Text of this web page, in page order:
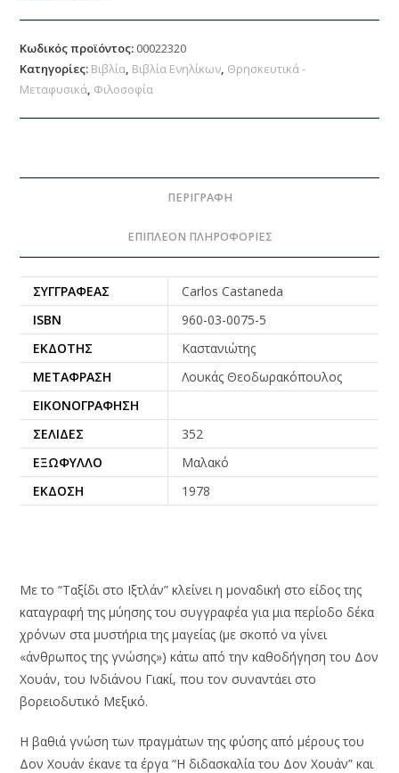
Κωδικός προϊόντος: 00022320
Κατηγορίες: Βιβλία, Βιβλία Ενηλίκων, Θρησκευτικά -
Μεταφυσικά, Φιλοσοφία
ΠΕΡΙΓΡΑΦΉ
ΕΠΙΠΛΈΟΝ ΠΛΗΡΟΦΟΡΊΕΣ
ΣΥΓΓΡΑΦΈΑΣ
Carlos Castaneda
ISBN
960-03-0075-5
ΕΚΔΌΤΗΣ
Καστανιώτης
ΜΕΤΆΦΡΑΣΗ
Λουκάς Θεοδωρακόπουλος
ΕΙΚΟΝΟΓΡΆΦΗΣΗ
ΣΕΛΊΔΕΣ
352
ΕΞΏΦΥΛΛΟ
Μαλακό
ΈΚΔΟΣΗ
1978
Με το “Ταξίδι στο Ιξτλάν” κλείνει η μοναδική στο είδος της
καταγραφή της μύησης του συγγραφέα για μια περίοδο δέκα
χρόνων στα μυστήρια της μαγείας (με σκοπό να γίνει
«άνθρωπος της γνώσης») κάτω από την καθοδήγηση του Δον
Χουάν, του Ινδιάνου Γιακί, που τον συναντάει στο
βορειοδυτικό Μεξικό.
Η βαθιά γνώση των πραγμάτων της φύσης από μέρους του
Δον Χουάν έκανε τα έργα “Η διδασκαλία του Δον Χουάν” και